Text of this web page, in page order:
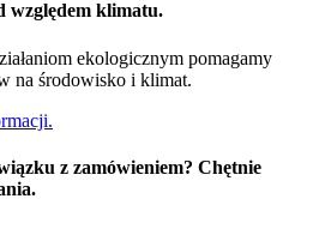
względem klimatu.
ekologicznym pomagamy
na środowisko i klimat.
z zamówieniem? Chętnie